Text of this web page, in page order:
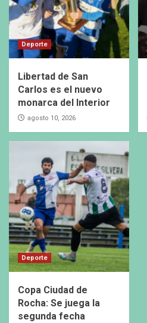
Deporte
Libertad de San
Carlos es el nuevo
monarca del Interior
agosto 10, 2026
Deporte
Copa Ciudad de
Rocha: Se juega la
segunda fecha